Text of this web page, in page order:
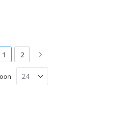
U lees momenteel pagina
1 Pagina
2 Pagina
Volgende